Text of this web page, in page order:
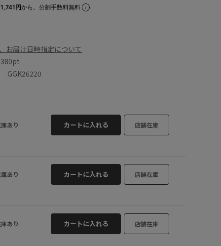
円から。分割手数料無料
お届け日時指定について
380pt
GGK26220
あり カートに入れる 店舗在庫
あり カートに入れる 店舗在庫
あり カートに入れる 店舗在庫